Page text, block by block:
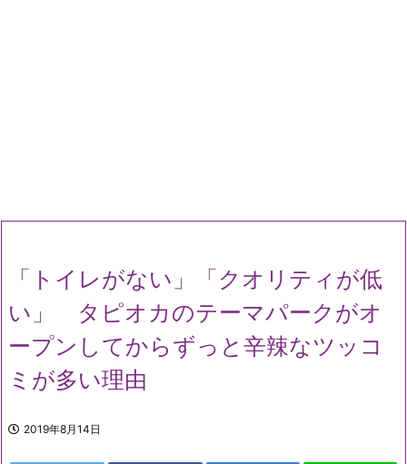
「トイレがない」「クオリティが低
い」 タピオカのテーマパークがオ
ープンしてからずっと辛辣なツッコ
ミが多い理由
2019年8月14日